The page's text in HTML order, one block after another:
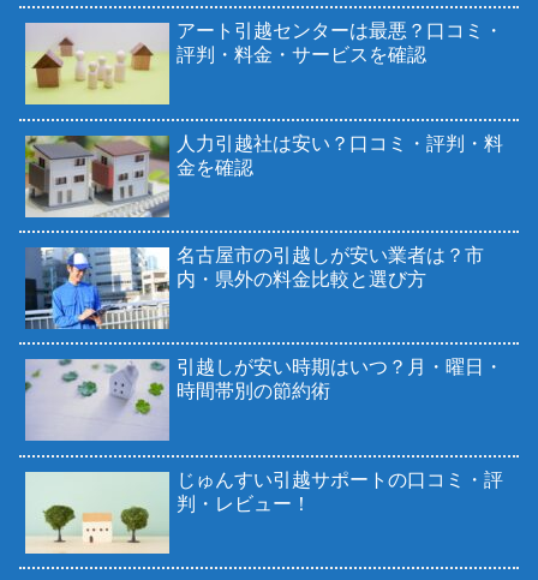
アート引越センターは最悪？口コミ・
評判・料金・サービスを確認
人力引越社は安い？口コミ・評判・料
金を確認
名古屋市の引越しが安い業者は？市
内・県外の料金比較と選び方
引越しが安い時期はいつ？月・曜日・
時間帯別の節約術
じゅんすい引越サポートの口コミ・評
判・レビュー！